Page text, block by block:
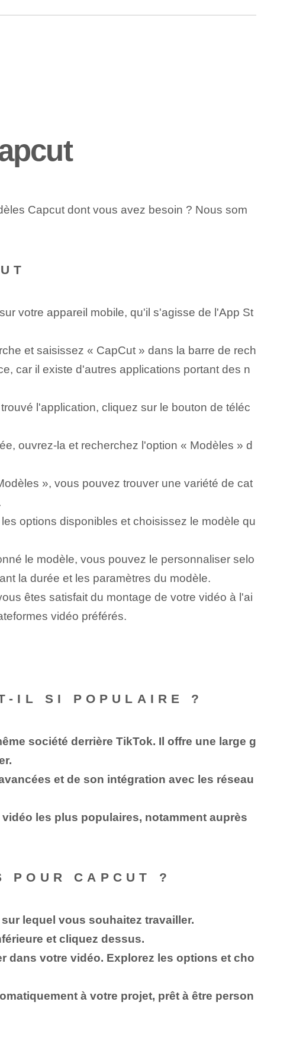
Capcut dont vous avez besoin ? Nous som
votre ⁢appareil mobile, qu'il s'agisse de l'⁣App St
et saisissez « CapCut » dans la barre de rech
car il existe d'autres applications portant des n
l'application, cliquez sur le bouton de téléc
ouvrez-la⁢ et recherchez l'option « Modèles »‌ d
», vous pouvez trouver une variété de cat
options disponibles et choisissez le modèle qu
le modèle, vous pouvez le personnaliser selo
la durée et les paramètres du modèle.
êtes satisfait du montage de votre vidéo à l'ai
vidéo préférés.
IL SI POPULAIRE ?
société derrière TikTok. Il offre une large g
et de son intégration avec les réseau
les plus populaires, notamment auprès
POUR CAPCUT ?
lequel vous souhaitez travailler.
et cliquez dessus.
dans votre vidéo. Explorez les options et cho
à votre projet, prêt à être person